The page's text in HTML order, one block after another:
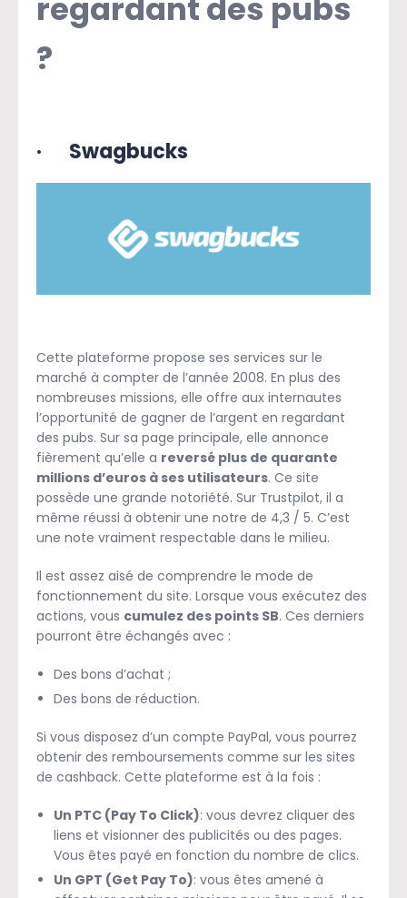
regardant des pubs
?
· Swagbucks
Cette plateforme propose ses services sur le
marché à compter de l’année 2008. En plus des
nombreuses missions, elle offre aux internautes
l’opportunité de gagner de l’argent en regardant
des pubs. Sur sa page principale, elle annonce
fièrement qu’elle a reversé plus de quarante
millions d’euros à ses utilisateurs. Ce site
possède une grande notoriété. Sur Trustpilot, il a
même réussi à obtenir une notre de 4,3 / 5. C’est
une note vraiment respectable dans le milieu.
Il est assez aisé de comprendre le mode de
fonctionnement du site. Lorsque vous exécutez des
actions, vous cumulez des points SB. Ces derniers
pourront être échangés avec :
Des bons d’achat ;
Des bons de réduction.
Si vous disposez d’un compte PayPal, vous pourrez
obtenir des remboursements comme sur les sites
de cashback. Cette plateforme est à la fois :
Un PTC (Pay To Click): vous devrez cliquer des
liens et visionner des publicités ou des pages.
Vous êtes payé en fonction du nombre de clics.
Un GPT (Get Pay To): vous êtes amené à